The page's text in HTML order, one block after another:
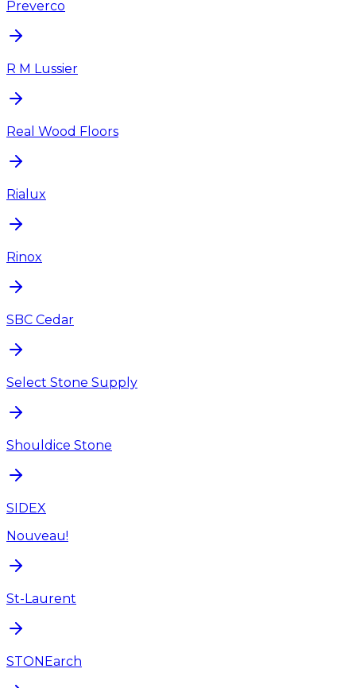
Preverco
R M Lussier
Real Wood Floors
Rialux
Rinox
SBC Cedar
Select Stone Supply
Shouldice Stone
SIDEX
Nouveau!
St-Laurent
STONEarch